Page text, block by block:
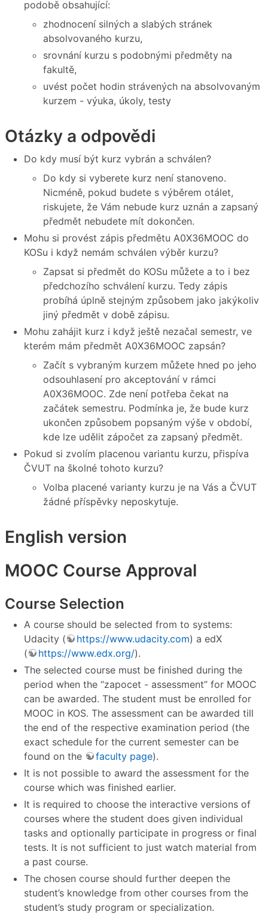
podobě obsahující:
zhodnocení silných a slabých stránek
absolvovaného kurzu,
srovnání kurzu s podobnými předměty na
fakultě,
uvést počet hodin strávených na absolvovaným
kurzem - výuka, úkoly, testy
Otázky a odpovědi
Do kdy musí být kurz vybrán a schválen?
Do kdy si vyberete kurz není stanoveno.
Nicméně, pokud budete s výběrem otálet,
riskujete, že Vám nebude kurz uznán a zapsaný
předmět nebudete mít dokončen.
Mohu si provést zápis předmětu A0X36MOOC do
KOSu i když nemám schválen výběr kurzu?
Zapsat si předmět do KOSu můžete a to i bez
předchozího schválení kurzu. Tedy zápis
probíhá úplně stejným způsobem jako jakýkoliv
jiný předmět v době zápisu.
Mohu zahájit kurz i když ještě nezačal semestr, ve
kterém mám předmět A0X36MOOC zapsán?
Začít s vybraným kurzem můžete hned po jeho
odsouhlasení pro akceptování v rámci
A0X36MOOC. Zde není potřeba čekat na
začátek semestru. Podmínka je, že bude kurz
ukončen způsobem popsaným výše v období,
kde lze udělit zápočet za zapsaný předmět.
Pokud si zvolím placenou variantu kurzu, přispíva
ČVUT na školné tohoto kurzu?
Volba placené varianty kurzu je na Vás a ČVUT
žádné příspěvky neposkytuje.
English version
MOOC Course Approval
Course Selection
A course should be selected from to systems:
Udacity (
https://www.udacity.com) a edX
(
https://www.edx.org/).
The selected course must be finished during the
period when the “zapocet - assessment” for MOOC
can be awarded. The student must be enrolled for
MOOC in KOS. The assessment can be awarded till
the end of the respective examination period (the
exact schedule for the current semester can be
found on the
faculty page).
It is not possible to award the assessment for the
course which was finished earlier.
It is required to choose the interactive versions of
courses where the student does given individual
tasks and optionally participate in progress or final
tests. It is not sufficient to just watch material from
a past course.
The chosen course should further deepen the
student’s knowledge from other courses from the
student’s study program or specialization.